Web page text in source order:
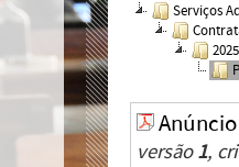
Serviços
2025
versão1,